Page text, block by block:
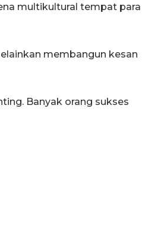
multikultural tempat para
membangun kesan
Banyak orang sukses